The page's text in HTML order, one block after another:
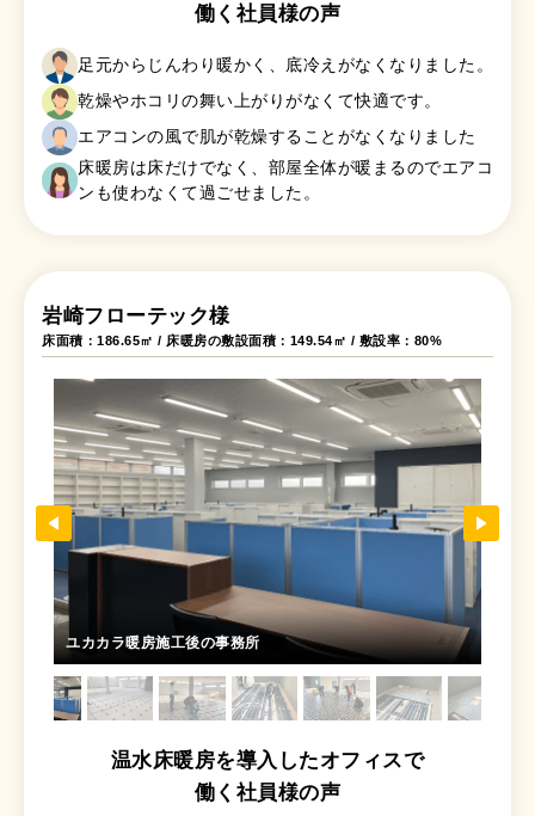
働く社員様の声
足元からじんわり暖かく、底冷えがなくなりました。
乾燥やホコリの舞い上がりがなくて快適です。
エアコンの風で肌が乾燥することがなくなりました
床暖房は床だけでなく、部屋全体が暖まるのでエアコ
ンも使わなくて過ごせました。
岩崎フローテック様
床面積：186.65㎡ / 床暖房の敷設面積：149.54㎡ / 敷設率：80%
ユカカラ暖房施工後の事務所
温水床暖房を導入したオフィスで
働く社員様の声